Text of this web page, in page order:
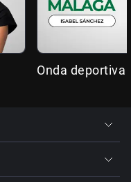
Onda deportiva